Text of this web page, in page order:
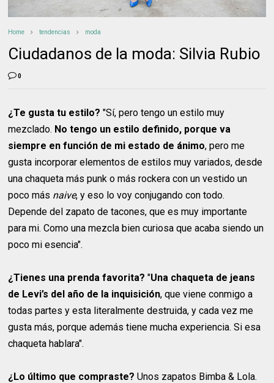
Home tendencias moda
Ciudadanos de la moda: Silvia Rubio
0
¿Te gusta tu estilo? "Sí, pero tengo un estilo muy
mezclado. No tengo un estilo definido, porque va
siempre en función de mi estado de ánimo, pero me
gusta incorporar elementos de estilos muy variados, desde
una chaqueta más punk o más rockera con un vestido un
poco más naive, y eso lo voy conjugando con todo.
Depende del zapato de tacones, que es muy importante
para mi. Como una mezcla bien curiosa que acaba siendo un
poco mi esencia".
¿Tienes una prenda favorita? "Una chaqueta de jeans
de Levi’s del año de la inquisición, que viene conmigo a
todas partes y esta literalmente destruida, y cada vez me
gusta más, porque además tiene mucha experiencia. Si esa
chaqueta hablara".
¿Lo último que compraste? Unos zapatos Bimba & Lola.